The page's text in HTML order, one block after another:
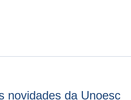
novidades da Unoesc